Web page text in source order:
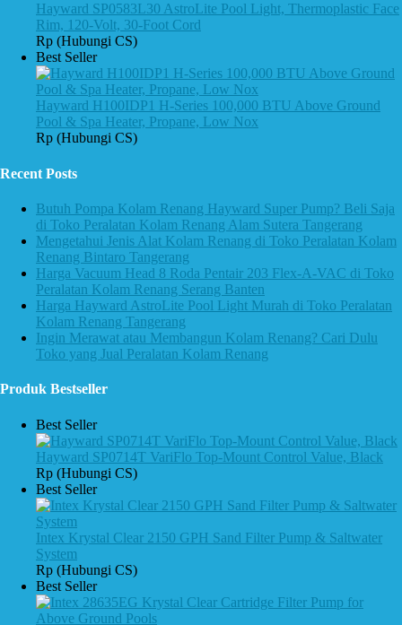
Hayward SP0583L30 AstroLite Pool Light, Thermoplastic Face
Rim, 120-Volt, 30-Foot Cord
Rp (Hubungi CS)
Best Seller
Hayward H100IDP1 H-Series 100,000 BTU Above Ground
Pool & Spa Heater, Propane, Low Nox
Rp (Hubungi CS)
Recent Posts
Butuh Pompa Kolam Renang Hayward Super Pump? Beli Saja
di Toko Peralatan Kolam Renang Alam Sutera Tangerang
Mengetahui Jenis Alat Kolam Renang di Toko Peralatan Kolam
Renang Bintaro Tangerang
Harga Vacuum Head 8 Roda Pentair 203 Flex-A-VAC di Toko
Peralatan Kolam Renang Serang Banten
Harga Hayward AstroLite Pool Light Murah di Toko Peralatan
Kolam Renang Tangerang
Ingin Merawat atau Membangun Kolam Renang? Cari Dulu
Toko yang Jual Peralatan Kolam Renang
Produk Bestseller
Best Seller
Hayward SP0714T VariFlo Top-Mount Control Value, Black
Rp (Hubungi CS)
Best Seller
Intex Krystal Clear 2150 GPH Sand Filter Pump & Saltwater
System
Rp (Hubungi CS)
Best Seller